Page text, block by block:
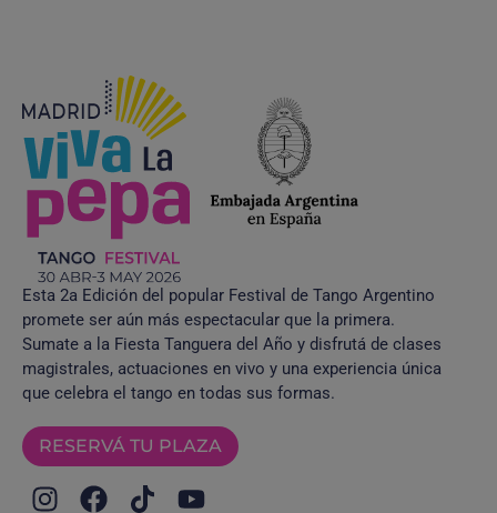
Esta 2a Edición del popular Festival de Tango Argentino
promete ser aún más espectacular que la primera.
Sumate a la Fiesta Tanguera del Año y disfrutá de clases
magistrales, actuaciones en vivo y una experiencia única
que celebra el tango en todas sus formas.
RESERVÁ TU PLAZA